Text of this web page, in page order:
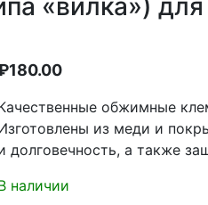
«вилка») для
180.00
обжимные
из меди и
долговечность, а также
наличии